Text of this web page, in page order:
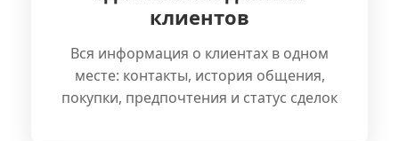
клиентов
Вся информация о клиентах в одном
месте: контакты, история общения,
покупки, предпочтения и статус сделок